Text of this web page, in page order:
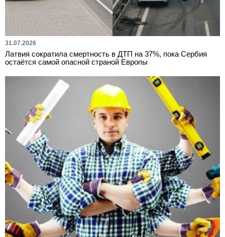
31.07.2026
Латвия сократила смертность в ДТП на 37%, пока Сербия
остаётся самой опасной страной Европы